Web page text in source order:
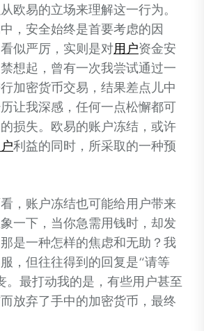
欧易的立场来理解这一行为。
，安全始终是首要考虑的因
似严厉，实则是对用户资金安
想起，曾有一次我尝试通过一
加密货币交易，结果差点儿中
让我深感，任何一点松懈都可
损失。欧易的账户冻结，或许
利益的同时，所采取的一种预
，账户冻结也可能给用户带来
一下，当你急需用钱时，却发
是一种怎样的焦虑和无助？我
，但往往得到的回复是“请等
。最打动我的是，有些用户甚至
放弃了手中的加密货币，最终